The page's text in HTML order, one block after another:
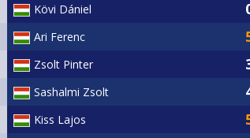
Kövi Dániel
Ari Ferenc
Zsolt Pinter
Sashalmi Zsolt
Kiss Lajos